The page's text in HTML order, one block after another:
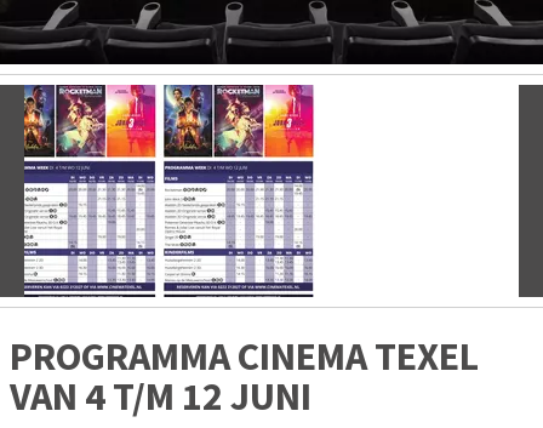
Vorige
PROGRAMMA CINEMA TEXEL
VAN 4 T/M 12 JUNI